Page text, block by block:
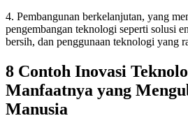
4. Pembangunan berkelanjutan, yang
pengembangan teknologi seperti solusi
bersih, dan penggunaan teknologi yang
8 Contoh Inovasi
Manfaatnya yang
Manusia